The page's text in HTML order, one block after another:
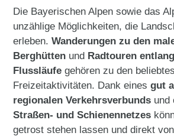
Die Bayerischen Alpen sowie das
unzählige Möglichkeiten, die
erleben.Wanderungen zu den
Berghütten und Radtouren
Flussläufe gehören zu den
Freizeitaktivitäten. Dank einesgut
regionalen Verkehrsverbunds und
Straßen- und Schienennetzes
getrost stehen lassen und direkt